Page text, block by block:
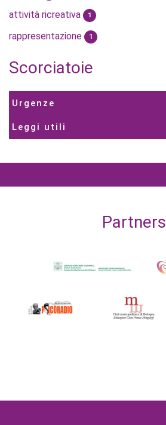
attività ricreativa 1
rappresentazione 1
Scorciatoie
Urgenze
Leggi utili
Partners